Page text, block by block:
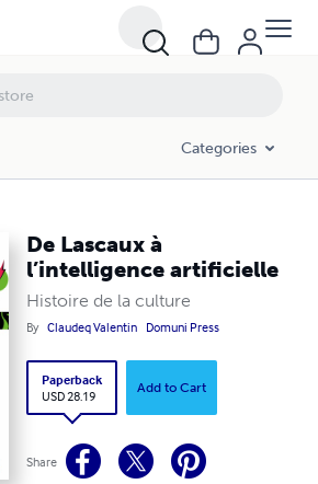
Categories
De Lascaux à
l’intelligence artificielle
Histoire de la culture
By Claudeq Valentin Domuni Press
Paperback
USD 28.19
Add to Cart
Share
artificielle